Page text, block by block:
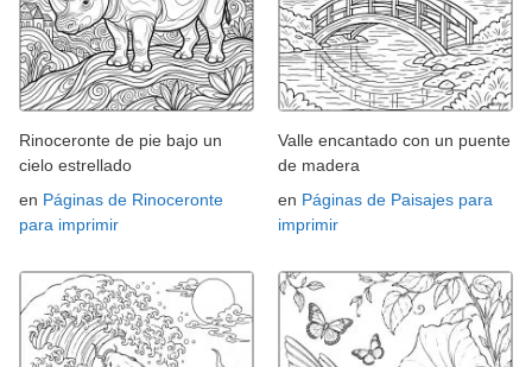
Rinoceronte de pie bajo un
cielo estrellado
en Páginas de Rinoceronte
para imprimir
Valle encantado con un puente
de madera
en Páginas de Paisajes para
imprimir